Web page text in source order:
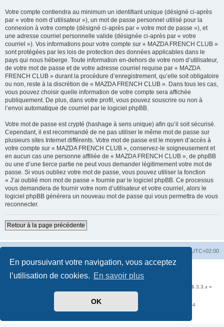
En poursuivant votre navigation, vous acceptez
l’utilisation de cookies. En savoir plus
OK
Votre compte contiendra au minimum un identifiant unique (désigné ci-après
par « votre nom d’utilisateur »), un mot de passe personnel utilisé pour la
connexion à votre compte (désigné ci-après par « votre mot de passe »), et
une adresse courriel personnelle valide (désignée ci-après par « votre
courriel »). Vos informations pour votre compte sur « MAZDA FRENCH CLUB »
sont protégées par les lois de protection des données applicables dans le
pays qui nous héberge. Toute information en-dehors de votre nom d’utilisateur,
de votre mot de passe et de votre adresse courriel requise par « MAZDA
FRENCH CLUB » durant la procédure d’enregistrement, qu’elle soit obligatoire
ou non, reste à la discrétion de « MAZDA FRENCH CLUB ». Dans tous les cas,
vous pouvez choisir quelle information de votre compte sera affichée
publiquement. De plus, dans votre profil, vous pouvez souscrire ou non à
l’envoi automatique de courriel par le logiciel phpBB.
Votre mot de passe est crypté (hashage à sens unique) afin qu’il soit sécurisé.
Cependant, il est recommandé de ne pas utiliser le même mot de passe sur
plusieurs sites Internet différents. Votre mot de passe est le moyen d’accès à
votre compte sur « MAZDA FRENCH CLUB », conservez-le soigneusement et
en aucun cas une personne affiliée de « MAZDA FRENCH CLUB », de phpBB
ou une d’une tierce partie ne peut vous demander légitimement votre mot de
passe. Si vous oubliez votre mot de passe, vous pouvez utiliser la fonction
« J’ai oublié mon mot de passe » fournie par le logiciel phpBB. Ce processus
vous demandera de fournir votre nom d’utilisateur et votre courriel, alors le
logiciel phpBB générera un nouveau mot de passe qui vous permettra de vous
reconnecter.
Retour à la page précédente
UTC+02:00
Traduit parphpBB-fr.com
: « Traductions d'extensions & styles pour phpBB 3.2.x & 3.3.x »
Avenue de la Praille, 26 - 1227 Carouge - Suisse - tél +41 22 820 35 44